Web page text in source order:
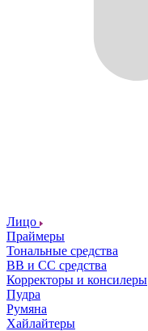
Лицо
Праймеры
Тональные средства
ВВ и СС средства
Корректоры и консилеры
Пудра
Румяна
Хайлайтеры